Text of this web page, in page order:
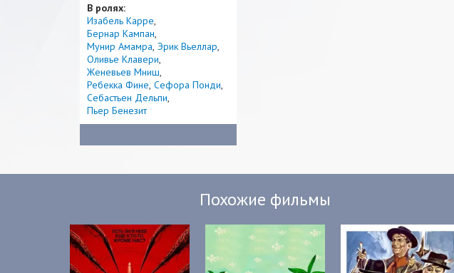
В ролях:
Изабель Карре
Бернар Кампан
Мунир Амамра Эрик Вьеллар
Оливье Клавери
Женевьев Мниш
Ребекка Фине Сефора Понди
Себастьен Дельпи
Пьер Бенезит
Похожие фильмы